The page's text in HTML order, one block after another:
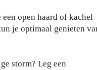
open haard of kachel
je optimaal genieten
storm? Leg een